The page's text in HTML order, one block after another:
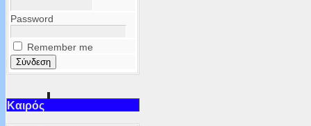
Password
Remember me
Καιρός